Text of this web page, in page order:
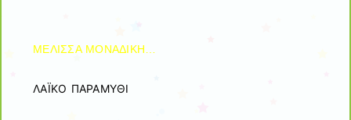
ΜΕΛΙΣΣΑ ΜΟΝΑΔΙΚΗ…
ΛΑΪΚΟ ΠΑΡΑΜΥΘΙ